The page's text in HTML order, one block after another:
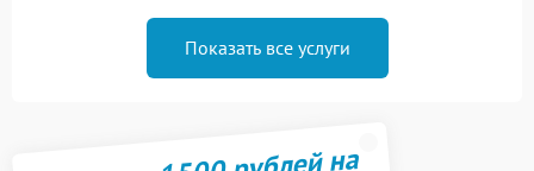
Показать все услуги